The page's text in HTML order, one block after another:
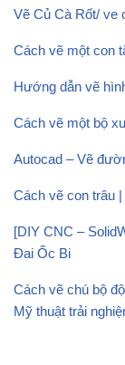
Vẽ Củ Cà Rốt/ ve
Cách vẽ một con
Hướng dẫn vẽ
Cách vẽ một bộ
Autocad – Vẽ
Cách vẽ con trâu
[DIY CNC –
Đai Ốc Bi
Cách vẽ chú bộ
Mỹ thuật trải